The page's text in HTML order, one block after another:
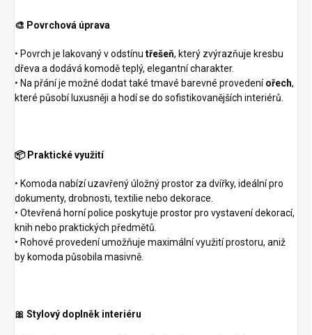
🎨 Povrchová úprava
• Povrch je lakovaný v odstínu třešeň, který zvýrazňuje kresbu
dřeva a dodává komodě teplý, elegantní charakter.
• Na přání je možné dodat také tmavé barevné provedeníořech,
které působí luxusněji a hodí se do sofistikovanějších interiérů.
📦 Praktické využití
• Komoda nabízí uzavřený úložný prostor za dvířky, ideální pro
dokumenty, drobnosti, textilie nebo dekorace.
• Otevřená horní police poskytuje prostor pro vystavení dekorací,
knih nebo praktických předmětů.
• Rohové provedení umožňuje maximální využití prostoru, aniž
by komoda působila masivně.
🎀 Stylový doplněk interiéru